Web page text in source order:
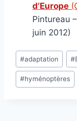
d’Europe
Pintureau
juin 2012)
Étiquettes
de
la
#adaptation #
#hyménoptères